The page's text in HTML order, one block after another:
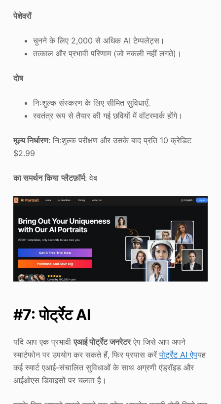
पेशेवरों
चुनने के लिए 2,000 से अधिक AI टेम्पलेट्स।
तत्काल और प्रभावी परिणाम (जो नकली नहीं लगते)।
दोष
निःशुल्क संस्करण के लिए सीमित सुविधाएँ.
स्वतंत्र रूप से तैयार की गई छवियों में वॉटरमार्क होंगे।
मूल्य निर्धारण: निःशुल्क परीक्षण और उसके बाद प्रति 10 क्रेडिट
$2.99
का समर्थन किया प्लैटफ़ॉर्म: वेब
#7: पोर्ट्रेट AI
यदि आप एक प्रभावीएआई पोर्ट्रेट जनरेटरऐप जिसे आप अपने
स्मार्टफोन पर उपयोग कर सकते हैं, फिर प्रयास करेंपोर्ट्रेट AI ऐपयह
कई स्मार्ट एआई-संचालित सुविधाओं के साथ अग्रणी एंड्रॉइड और
आईओएस डिवाइसों पर चलता है।